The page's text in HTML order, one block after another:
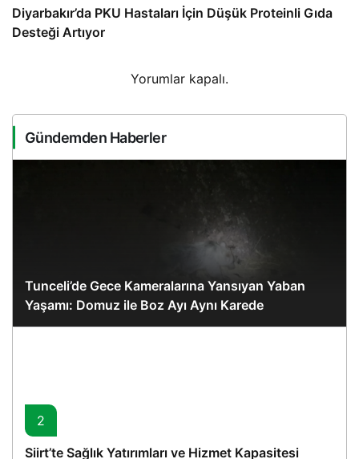
Diyarbakır’da PKU Hastaları İçin Düşük Proteinli Gıda
Desteği Artıyor
Yorumlar kapalı.
Gündemden Haberler
Tunceli’de Gece Kameralarına Yansıyan Yaban
Yaşamı: Domuz ile Boz Ayı Aynı Karede
2
Siirt’te Sağlık Yatırımları ve Hizmet Kapasitesi